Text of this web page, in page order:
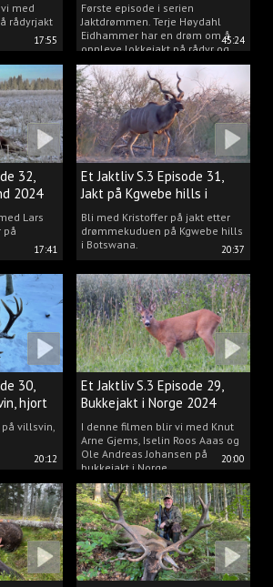
17:55
med
rådyrjakt
45:24
Første episode i serien
Jaktdrømmen. Terje Høydahl
Eidhammer har en drøm om å
oppleve lokkejakt på rådyr og
målet vårt er å gjøre den
drømmen til virkelighet.
17:41
32,
2024
Lars
på
20:37
Et Jaktliv S.3 Episode 31,
Jakt på Kgwebe hills i
Botswana
Bli med Kristoffer på jakt etter
drømmekuduen på Kgwebe hills
i Botswana.
20:12
30,
hjort
villsvin,
20:00
Et Jaktliv S.3 Episode 29,
Bukkejakt i Norge 2024
I denne filmen blir vi med Knut
Arne Gjems, Iselin Roos Aaas og
Ole Andreas Johansen på
bukkejakt i Norge.